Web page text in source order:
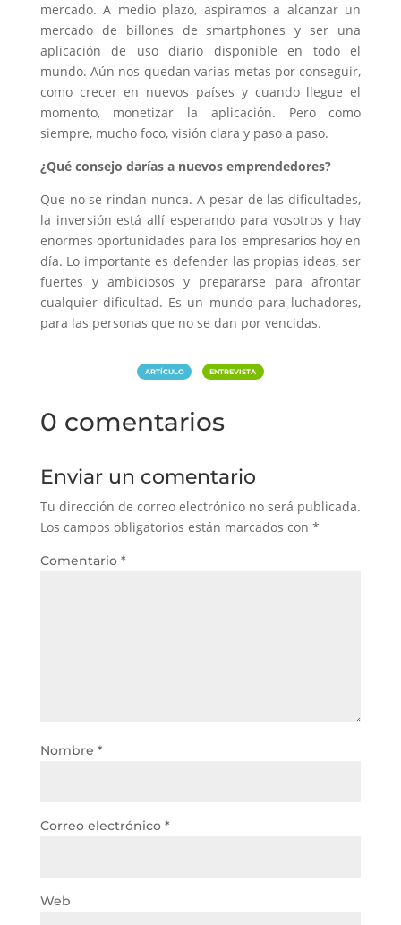
mercado. A medio plazo, aspiramos a alcanzar un
mercado de billones de smartphones y ser una
aplicación de uso diario disponible en todo el
mundo. Aún nos quedan varias metas por conseguir,
como crecer en nuevos países y cuando llegue el
momento, monetizar la aplicación. Pero como
siempre, mucho foco, visión clara y paso a paso.
¿Qué consejo darías a nuevos emprendedores?
Que no se rindan nunca. A pesar de las dificultades,
la inversión está allí esperando para vosotros y hay
enormes oportunidades para los empresarios hoy en
día. Lo importante es defender las propias ideas, ser
fuertes y ambiciosos y prepararse para afrontar
cualquier dificultad. Es un mundo para luchadores,
para las personas que no se dan por vencidas.
ARTÍCULO | ENTREVISTA
0 comentarios
Enviar un comentario
Tu dirección de correo electrónico no será publicada.
Los campos obligatorios están marcados con *
Comentario *
Nombre *
Correo electrónico *
Web